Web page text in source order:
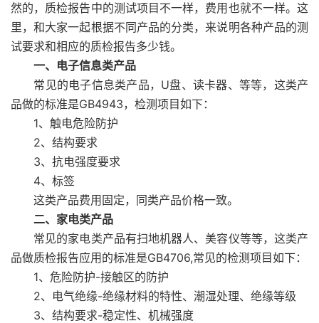
然的，质检报告中的测试项目不一样，费用也就不一样。这
里，和大家一起根据不同产品的分类，来说明各种产品的测
试要求和相应的质检报告多少钱。
一、电子信息类产品
常见的电子信息类产品，U盘、读卡器、等等，这类产
品做的标准是GB4943，检测项目如下：
1、触电危险防护
2、结构要求
3、抗电强度要求
4、标签
这类产品费用固定，同类产品价格一致。
二、家电类产品
常见的家电类产品有扫地机器人、美容仪等等，这类产
品做质检报告应用的标准是GB4706,常见的检测项目如下：
1、危险防护-接触区的防护
2、电气绝缘-绝缘材料的特性、潮湿处理、绝缘等级
3、结构要求-稳定性、机械强度